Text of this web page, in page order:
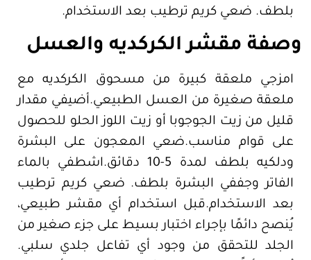
بلطف. ضعي كريم ترطيب بعد الاستخدام.
وصفة مقشر الكركديه والعسل
امزجي ملعقة كبيرة من مسحوق الكركديه مع
ملعقة صغيرة من العسل الطبيعي.أضيفي مقدار
قليل من زيت الجوجوبا أو زيت اللوز الحلو للحصول
على قوام مناسب.ضعي المعجون على البشرة
ودلكيه بلطف لمدة 5-10 دقائق.اشطفي بالماء
الفاتر وجففي البشرة بلطف. ضعي كريم ترطيب
بعد الاستخدام.قبل استخدام أي مقشر طبيعي،
يُنصح دائمًا بإجراء اختبار بسيط على جزء صغير من
الجلد للتحقق من وجود أي تفاعل جلدي سلبي.